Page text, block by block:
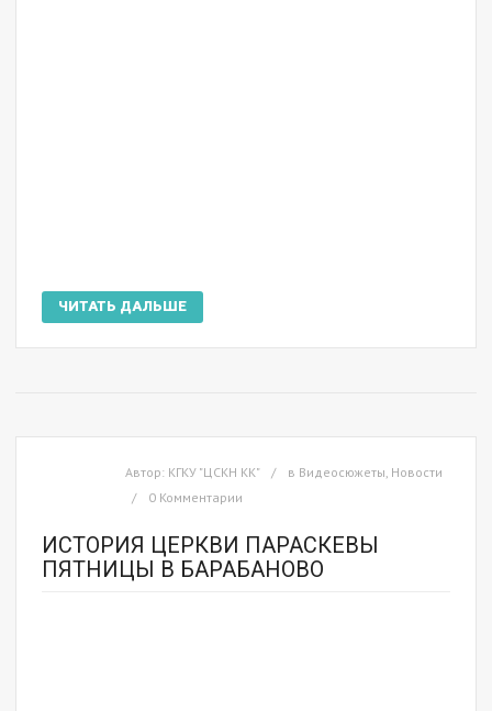
ЧИТАТЬ ДАЛЬШЕ
Автор: КГКУ "ЦСКН КК" в Видеосюжеты, Новости
0 Комментарии
ИСТОРИЯ ЦЕРКВИ ПАРАСКЕВЫ
ПЯТНИЦЫ В БАРАБАНОВО